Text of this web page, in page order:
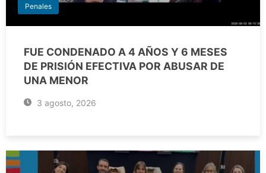
Penales
FUE CONDENADO A 4 AÑOS Y 6 MESES
DE PRISIÓN EFECTIVA POR ABUSAR DE
UNA MENOR
3 agosto, 2026